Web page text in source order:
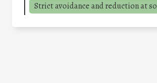
Strict avoidance and reduction at